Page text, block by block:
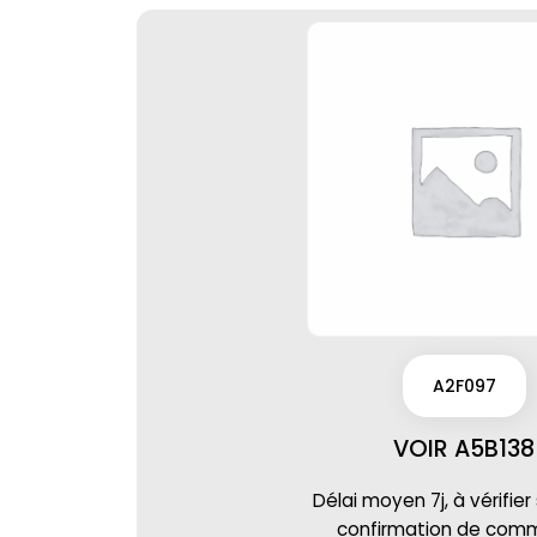
A2F097
VOIR A5B138
Délai moyen 7j, à
confirmation de